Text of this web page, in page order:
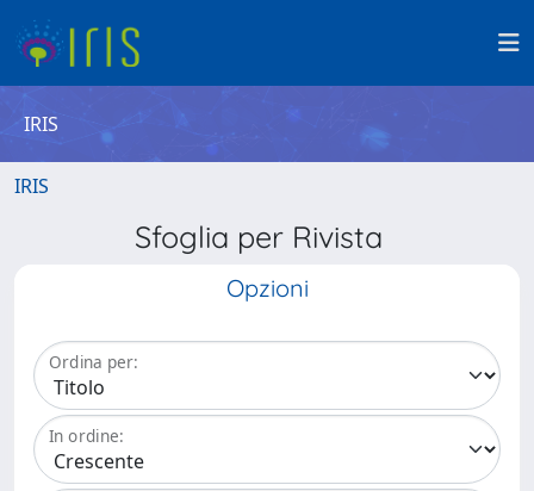
IRIS
IRIS
Sfoglia per Rivista
Opzioni
Ordina per:
In ordine: